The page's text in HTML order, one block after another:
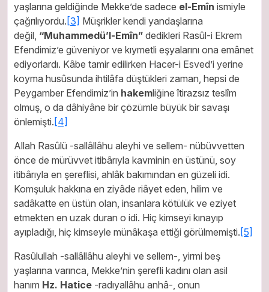
yaşlarına geldiğinde Mekke’de sadece el-Emîn ismiyle
çağrılıyordu. [3] Müşrikler kendi yandaşlarına
değil, “Muhammedü’l-Emîn” dedikleri Rasûl-i Ekrem
Efendimiz’e güveniyor ve kıymetli eşyalarını ona emânet
ediyorlardı. Kâbe tamir edilirken Hacer-i Esved’i yerine
koyma husûsunda ihtilâfa düştükleri zaman, hepsi de
Peygamber Efendimiz’in hakemliğine îtirazsız teslîm
olmuş, o da dâhiyâne bir çözümle büyük bir savaşı
önlemişti. [4]
Allah Rasûlü -sallâllâhu aleyhi ve sellem- nübüvvetten
önce de mürüvvet itibârıyla kavminin en üstünü, soy
itibârıyla en şereflisi, ahlâk bakımından en güzeli idi.
Komşuluk hakkına en ziyâde riâyet eden, hilim ve
sadâkatte en üstün olan, insanlara kötülük ve eziyet
etmekten en uzak duran o idi. Hiç kimseyi kınayıp
ayıpladığı, hiç kimseyle münâkaşa ettiği görülmemişti. [5]
Rasûlullah -sallâllâhu aleyhi ve sellem-, yirmi beş
yaşlarına varınca, Mekke’nin şerefli kadını olan asil
hanım Hz. Hatice -radıyallâhu anhâ-, onun